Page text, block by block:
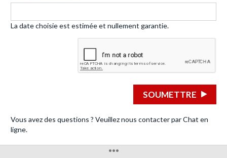
La date choisie est estimée et nullement garantie.
SOUMETTRE
Vous avez des questions ? Veuillez nous contacter par Chat en
ligne.
•••